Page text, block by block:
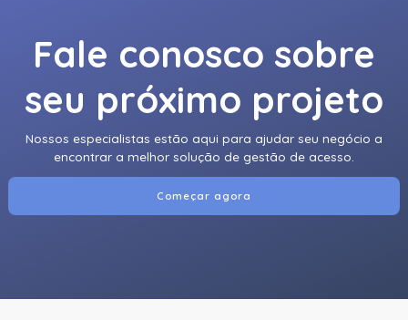
Fale conosco sobre
seu próximo projeto
Nossos especialistas estão aqui para ajudar seu negócio a
encontrar a melhor solução de gestão de acesso.
Começar agora